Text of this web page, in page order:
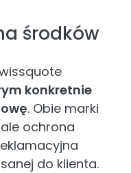
środków
konkretnie
. Obie marki
ochrona
do klienta.